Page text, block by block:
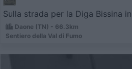
Sulla strada per la Diga Bissina
Daone (TN) - 66.3km
Sentiero della Val di Fumo